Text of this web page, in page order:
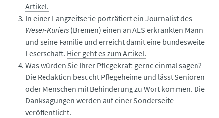
Artikel.
In einer Langzeitserie porträtiert ein Journalist des
Weser-Kuriers (Bremen) einen an ALS erkrankten Mann
und seine Familie und erreicht damit eine bundesweite
Leserschaft. Hier geht es zum Artikel.
Was würden Sie Ihrer Pflegekraft gerne einmal sagen?
Die Redaktion besucht Pflegeheime und lässt Senioren
oder Menschen mit Behinderung zu Wort kommen. Die
Danksagungen werden auf einer Sonderseite
veröffentlicht.